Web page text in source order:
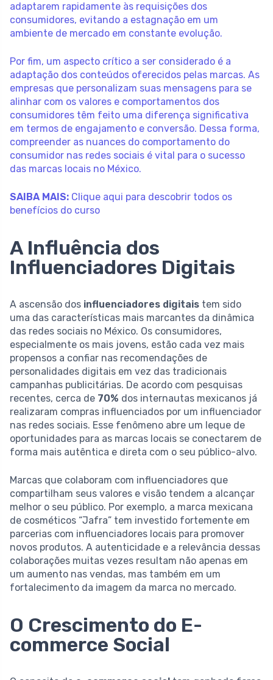
adaptarem rapidamente às requisições dos
consumidores, evitando a estagnação em um
ambiente de mercado em constante evolução.
Por fim, um aspecto crítico a ser considerado é a
adaptação dos conteúdos oferecidos pelas marcas. As
empresas que personalizam suas mensagens para se
alinhar com os valores e comportamentos dos
consumidores têm feito uma diferença significativa
em termos de engajamento e conversão. Dessa forma,
compreender as nuances do comportamento do
consumidor nas redes sociais é vital para o sucesso
das marcas locais no México.
SAIBA MAIS: Clique aqui para descobrir todos os
benefícios do curso
A Influência dos
Influenciadores Digitais
A ascensão dos influenciadores digitais tem sido
uma das características mais marcantes da dinâmica
das redes sociais no México. Os consumidores,
especialmente os mais jovens, estão cada vez mais
propensos a confiar nas recomendações de
personalidades digitais em vez das tradicionais
campanhas publicitárias. De acordo com pesquisas
recentes, cerca de 70% dos internautas mexicanos já
realizaram compras influenciados por um influenciador
nas redes sociais. Esse fenômeno abre um leque de
oportunidades para as marcas locais se conectarem de
forma mais autêntica e direta com o seu público-alvo.
Marcas que colaboram com influenciadores que
compartilham seus valores e visão tendem a alcançar
melhor o seu público. Por exemplo, a marca mexicana
de cosméticos “Jafra” tem investido fortemente em
parcerias com influenciadores locais para promover
novos produtos. A autenticidade e a relevância dessas
colaborações muitas vezes resultam não apenas em
um aumento nas vendas, mas também em um
fortalecimento da imagem da marca no mercado.
O Crescimento do E-
commerce Social